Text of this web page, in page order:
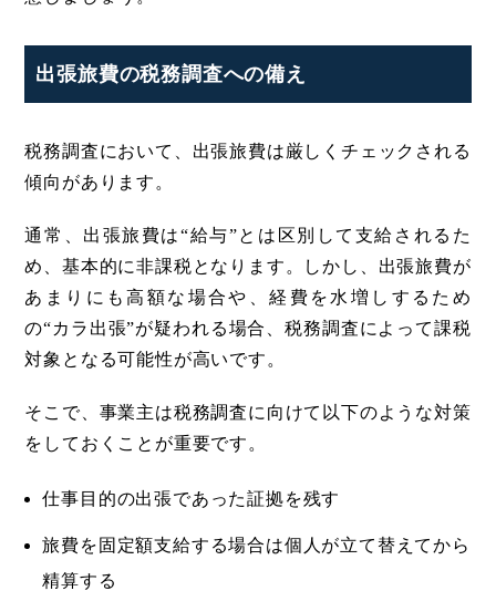
出張旅費の税務調査への備え
税務調査において、出張旅費は厳しくチェックされる
傾向があります。
通常、出張旅費は“給与”とは区別して支給されるた
め、基本的に非課税となります。しかし、出張旅費が
あまりにも高額な場合や、経費を水増しするため
の“カラ出張”が疑われる場合、税務調査によって課税
対象となる可能性が高いです。
そこで、事業主は税務調査に向けて以下のような対策
をしておくことが重要です。
仕事目的の出張であった証拠を残す
旅費を固定額支給する場合は個人が立て替えてから
精算する